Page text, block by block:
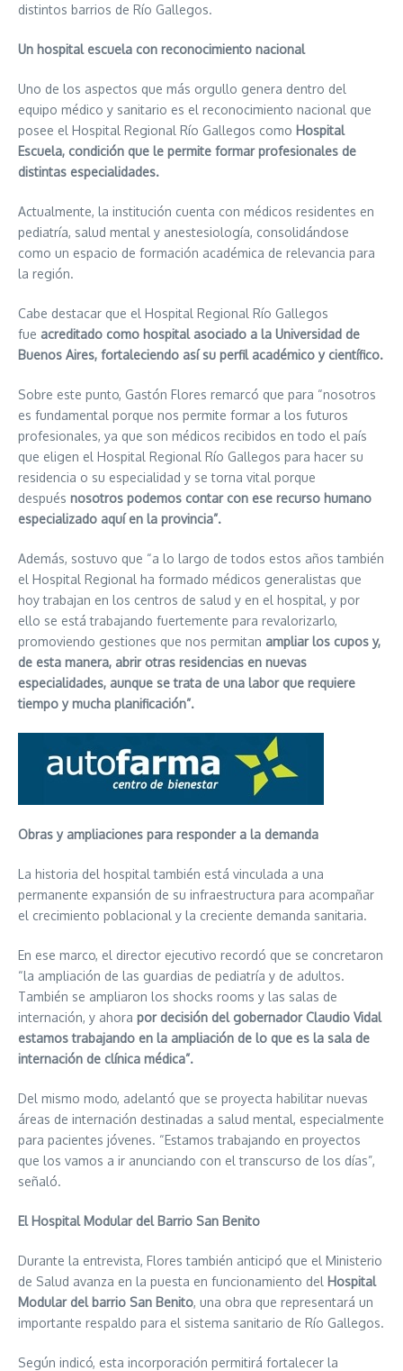
distintos barrios de Río Gallegos.
Un hospital escuela con reconocimiento nacional
Uno de los aspectos que más orgullo genera dentro del
equipo médico y sanitario es el reconocimiento nacional que
posee el Hospital Regional Río Gallegos como Hospital
Escuela, condición que le permite formar profesionales de
distintas especialidades.
Actualmente, la institución cuenta con médicos residentes en
pediatría, salud mental y anestesiología, consolidándose
como un espacio de formación académica de relevancia para
la región.
Cabe destacar que el Hospital Regional Río Gallegos
fue acreditado como hospital asociado a la Universidad de
Buenos Aires, fortaleciendo así su perfil académico y científico.
Sobre este punto, Gastón Flores remarcó que para “nosotros
es fundamental porque nos permite formar a los futuros
profesionales, ya que son médicos recibidos en todo el país
que eligen el Hospital Regional Río Gallegos para hacer su
residencia o su especialidad y se torna vital porque
después nosotros podemos contar con ese recurso humano
especializado aquí en la provincia”.
Además, sostuvo que “a lo largo de todos estos años también
el Hospital Regional ha formado médicos generalistas que
hoy trabajan en los centros de salud y en el hospital, y por
ello se está trabajando fuertemente para revalorizarlo,
promoviendo gestiones que nos permitan ampliar los cupos y,
de esta manera, abrir otras residencias en nuevas
especialidades, aunque se trata de una labor que requiere
tiempo y mucha planificación”.
Obras y ampliaciones para responder a la demanda
La historia del hospital también está vinculada a una
permanente expansión de su infraestructura para acompañar
el crecimiento poblacional y la creciente demanda sanitaria.
En ese marco, el director ejecutivo recordó que se concretaron
“la ampliación de las guardias de pediatría y de adultos.
También se ampliaron los shocks rooms y las salas de
internación, y ahora por decisión del gobernador Claudio Vidal
estamos trabajando en la ampliación de lo que es la sala de
internación de clínica médica”.
Del mismo modo, adelantó que se proyecta habilitar nuevas
áreas de internación destinadas a salud mental, especialmente
para pacientes jóvenes. “Estamos trabajando en proyectos
que los vamos a ir anunciando con el transcurso de los días”,
señaló.
El Hospital Modular del Barrio San Benito
Durante la entrevista, Flores también anticipó que el Ministerio
de Salud avanza en la puesta en funcionamiento del Hospital
Modular del barrio San Benito, una obra que representará un
importante respaldo para el sistema sanitario de Río Gallegos.
Según indicó, esta incorporación permitirá fortalecer la